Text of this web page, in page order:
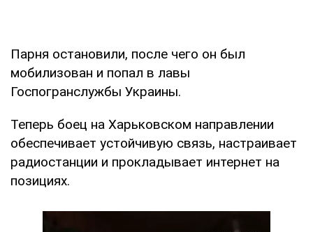
Парня остановили, после чего он был
мобилизован и попал в лавы
Госпогранслужбы Украины.
Теперь боец ​​на Харьковском направлении
обеспечивает устойчивую связь, настраивает
радиостанции и прокладывает интернет на
позициях.